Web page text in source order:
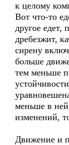
к целому
Вот что-то
другое едет,
дребезжит,
сирену
больше
тем меньше
меньше в
изменений,
Движение и